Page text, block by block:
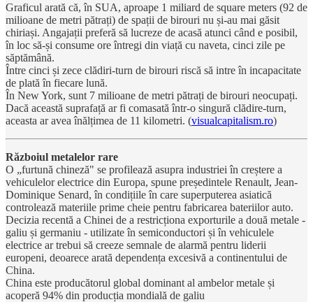
Graficul arată că, în SUA, aproape 1 miliard de square meters (92 de
milioane de metri pătrați) de spații de birouri nu și-au mai găsit
chiriași. Angajații preferă să lucreze de acasă atunci când e posibil,
în loc să-și consume ore întregi din viață cu naveta, cinci zile pe
săptămână.
Între cinci și zece clădiri-turn de birouri riscă să intre în incapacitate
de plată în fiecare lună.
În New York, sunt 7 milioane de metri pătrați de birouri neocupați.
Dacă această suprafață ar fi comasată într-o singură clădire-turn,
aceasta ar avea înălțimea de 11 kilometri. (visualcapitalism.ro)
Războiul metalelor rare
O „furtună chineză" se profilează asupra industriei în creștere a
vehiculelor electrice din Europa, spune președintele Renault, Jean-
Dominique Senard, în condițiile în care superputerea asiatică
controlează materiile prime cheie pentru fabricarea bateriilor auto.
Decizia recentă a Chinei de a restricționa exporturile a două metale -
galiu și germaniu - utilizate în semiconductori și în vehiculele
electrice ar trebui să creeze semnale de alarmă pentru liderii
europeni, deoarece arată dependența excesivă a continentului de
China.
China este producătorul global dominant al ambelor metale și
acoperă 94% din producția mondială de galiu